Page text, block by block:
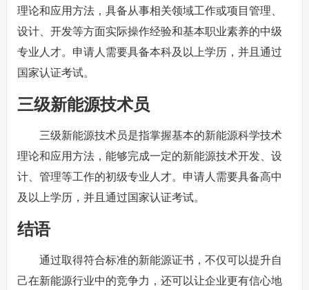
理论和应用方法，具备从事相关领域工作或项目管理、
设计、开发等方面实际操作经验和基本职业素养的中级
专业人才。申请人需要具备本科及以上学历，并且通过
国家认证考试。
三级新能源技术员
三级新能源技术员是指掌握基本的新能源科学技术
理论和应用方法，能够完成一定的新能源技术开发、设
计、管理等工作的初级专业人才。申请人需要具备高中
及以上学历，并且通过国家认证考试。
结语
通过取得符合标准的新能源证书，不仅可以提升自
己在新能源行业中的竞争力，还可以让企业更有信心地